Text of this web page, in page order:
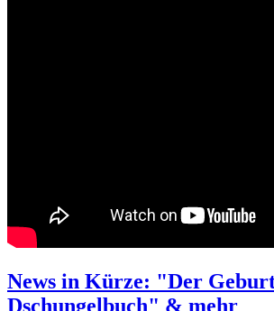
News in Kürze: "Der
Dschungelbuch" & mehr